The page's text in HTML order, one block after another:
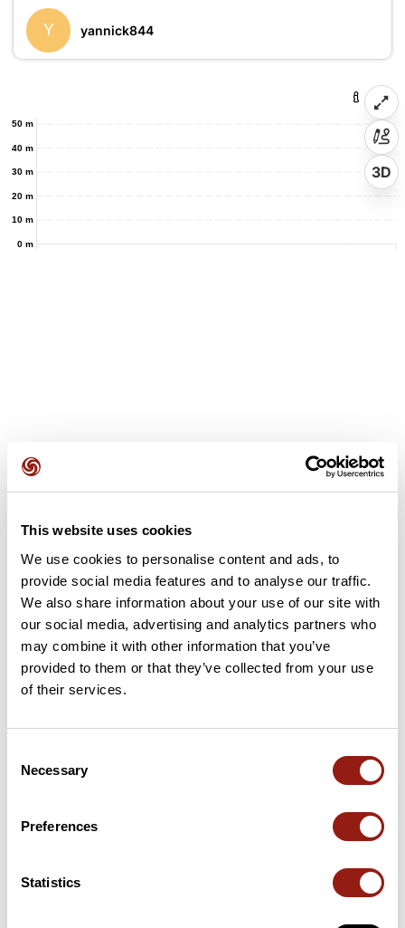
This website uses cookies
We use cookies to personalise content and ads, to
provide social media features and to analyse our traffic.
We also share information about your use of our site with
our social media, advertising and analytics partners who
may combine it with other information that you’ve
provided to them or that they’ve collected from your use
of their services.
Selection
Necessary
Preferences
Statistics
Y yannick844
0 m
10 m
20 m
30 m
40 m
50 m
3D
Avis des utilisateurs
Soyez le premier à ajouter un avis !
Ajouter un avis
Découvrez ce parcours de vélo de 5 km à proximité de
Dernière modification de la fiche parcours: 29 janvier 2022 à 12:24:46.